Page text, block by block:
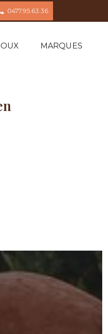
0477.95.63.36
MARQUES